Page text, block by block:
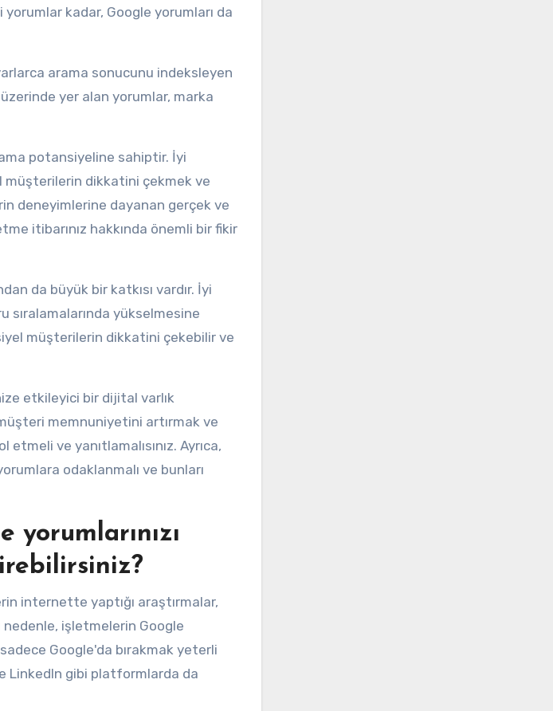
kadar, Google yorumları da
arama sonucunu indeksleyen
yer alan yorumlar, marka
potansiyeline sahiptir. İyi
müşterilerin dikkatini çekmek ve
deneyimlerine dayanan gerçek ve
itibarınız hakkında önemli bir fikir
da büyük bir katkısı vardır. İyi
yükselmesine
müşterilerin dikkatini çekebilir ve
etkileyici bir dijital varlık
memnuniyetini artırmak ve
ve yanıtlamalısınız. Ayrıca,
odaklanmalı ve bunları
internette yaptığı araştırmalar,
işletmelerin Google
Google'da bırakmak yeterli
LinkedIn gibi platformlarda da